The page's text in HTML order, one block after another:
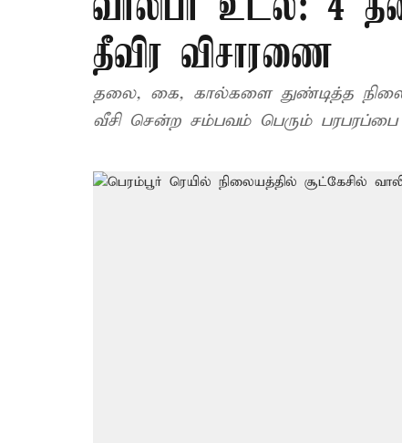
தீவிர விசாரணை
தலை, கை, கால்களை துண்டித்த
வீசி சென்ற சம்பவம் பெரும் பரபரப்பை